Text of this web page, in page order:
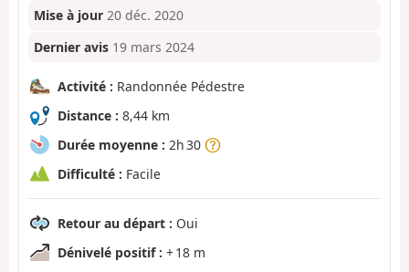
Mise à jour 20 déc. 2020
Dernier avis 19 mars 2024
Activité : Randonnée Pédestre
Distance : 8,44 km
Durée moyenne : 2h 30
Difficulté : Facile
Retour au départ : Oui
Dénivelé positif : + 18 m